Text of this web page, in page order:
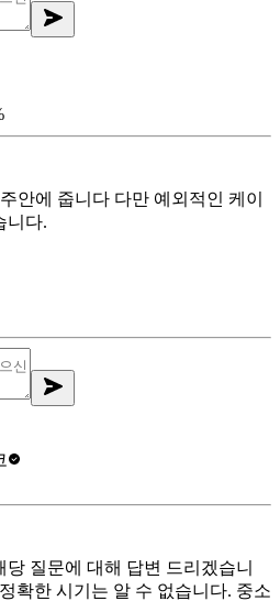
안에 줍니다 다만 예외적인 케이
니다.
질문에 대해 답변 드리겠습니
확한 시기는 알 수 없습니다. 중소